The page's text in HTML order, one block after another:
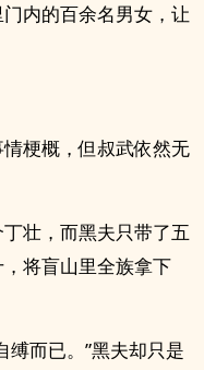
内的百余名男女，让
梗概，但叔武依然无
壮，而黑夫只带了五
将盲山里全族拿下
缚而已。”黑夫却只是